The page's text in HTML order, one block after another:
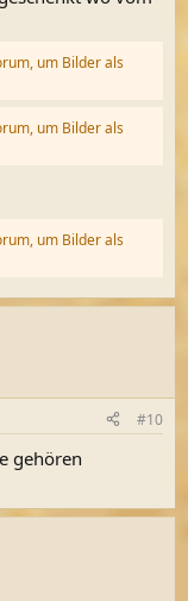
um Bilder als
um Bilder als
um Bilder als
#10
gehören